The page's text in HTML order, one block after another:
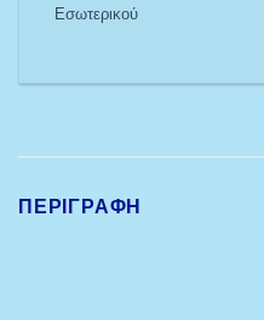
Εσωτερικού
ΠΕΡΙΓΡΑΦΉ